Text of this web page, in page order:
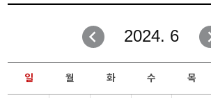
2024. 6
일 월 화 수 목